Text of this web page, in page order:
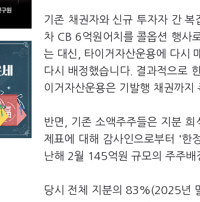
기존 채권자와 신규 투자자 간
차 CB 6억원어치를 콜옵션 행사
는 대신, 타이거자산운용에 다시
다시 배정했습니다. 결과적으로
이거자산운용은 기발행 채권까지
반면, 기존 소액주주들은 지분
제표에 대해 감사인으로부터 '한
난해 2월 145억원 규모의 주주배
당시 전체 지분의 83%(2025년